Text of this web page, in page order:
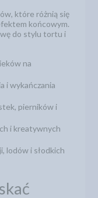
które różnią się
końcowym.
do stylu tortu i
na
i wykańczania
pierników i
i kreatywnych
lodów i słodkich